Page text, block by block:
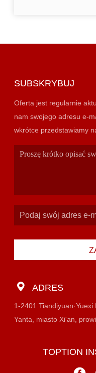
SUBSKRYBUJ
Oferta jest regularnie
nam swojego adresu e-
wkrótce
ADRES
1-2401
Yanta, miasto Xi'an,
TOPTION